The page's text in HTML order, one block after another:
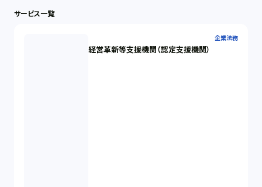
サービス一覧
企業法務
経営革新等支援機関（認定支援機関）